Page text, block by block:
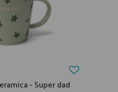
- Super dad